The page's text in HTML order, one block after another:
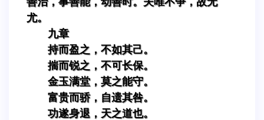
尤。
九章
持而盈之，不如其己。
揣而锐之，不可长保。
金玉满堂，莫之能守。
富贵而骄，自遗其咎。
功遂身退，天之道也。